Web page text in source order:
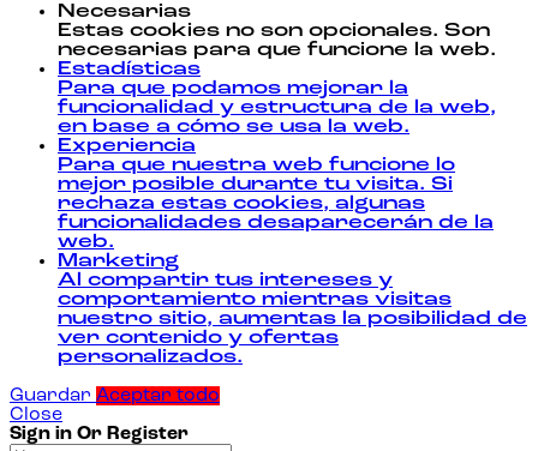
Necesarias
Estas cookies no son opcionales. Son
necesarias para que funcione la web.
Estadísticas
Para que podamos mejorar la
funcionalidad y estructura de la web,
en base a cómo se usa la web.
Experiencia
Para que nuestra web funcione lo
mejor posible durante tu visita. Si
rechaza estas cookies, algunas
funcionalidades desaparecerán de la
web.
Marketing
Al compartir tus intereses y
comportamiento mientras visitas
nuestro sitio, aumentas la posibilidad de
ver contenido y ofertas
personalizados.
Guardar Aceptar todo
Close
Sign in Or Register